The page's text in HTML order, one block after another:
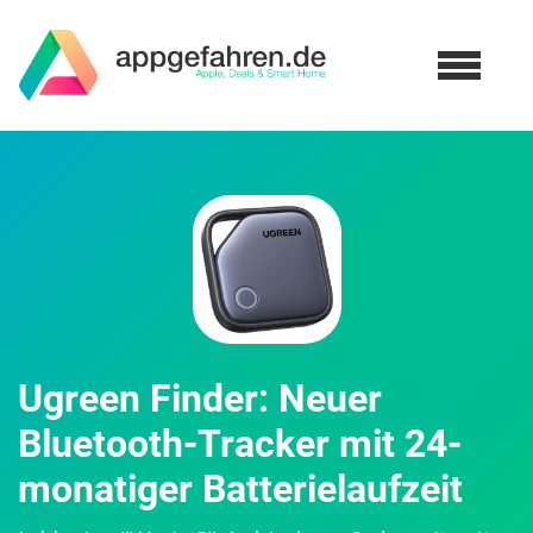
Ugreen Finder: Neuer
Bluetooth-Tracker mit 24-
monatiger Batterielaufzeit